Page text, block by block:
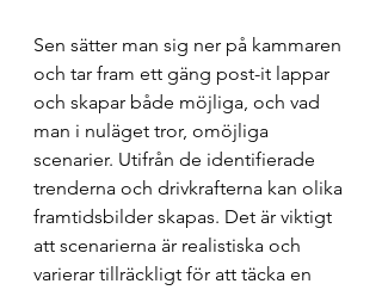
Sen sätter man sig ner på kammaren
och tar fram ett gäng post-it lappar
och skapar både möjliga, och vad
man i nuläget tror, omöjliga
scenarier. Utifrån de identifierade
trenderna och drivkrafterna kan olika
framtidsbilder skapas. Det är viktigt
att scenarierna är realistiska och
varierar tillräckligt för att täcka en